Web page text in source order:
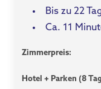
Bis zu 22
Ca. 11
Zimmerpreis:
Hotel + Parken (8